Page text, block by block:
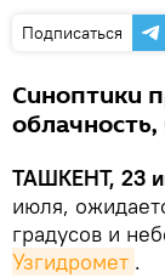
Подписаться
Синоптики
облачность,
ТАШКЕНТ, 23
июля,
градусов и
Узгидромет .